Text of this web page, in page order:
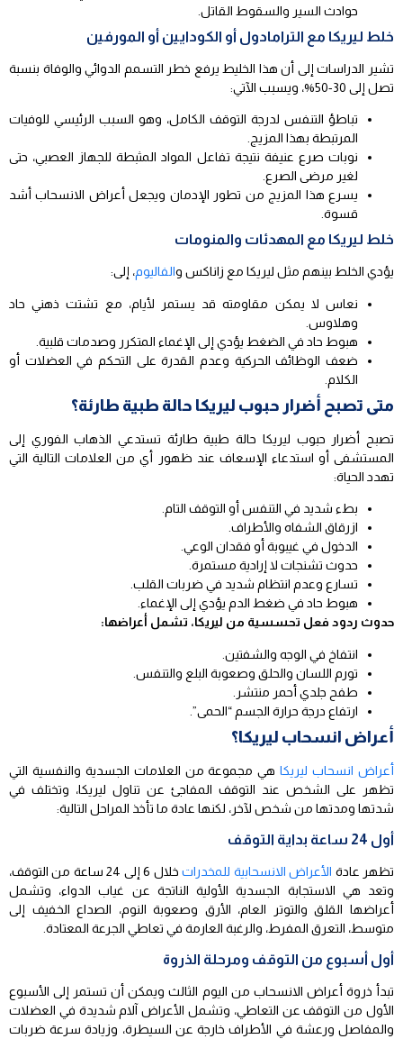
حوادث السير والسقوط القاتل.
خلط ليريكا مع الترامادول أو الكودايين أو المورفين
تشير الدراسات إلى أن هذا الخليط يرفع خطر التسمم الدوائي والوفاة بنسبة
تصل إلى 30-50%، ويسبب الآتي:
تباطؤ التنفس لدرجة التوقف الكامل، وهو السبب الرئيسي للوفيات
المرتبطة بهذا المزيج.
نوبات صرع عنيفة نتيجة تفاعل المواد المثبطة للجهاز العصبي، حتى
لغير مرضى الصرع.
يسرع هذا المزيج من تطور الإدمان ويجعل أعراض الانسحاب أشد
قسوة.
خلط ليريكا مع المهدئات والمنومات
يؤدي الخلط بينهم مثل ليريكا مع زاناكس والفاليوم، إلى:
نعاس لا يمكن مقاومته قد يستمر لأيام، مع تشتت ذهني حاد
وهلاوس.
هبوط حاد في الضغط يؤدي إلى الإغماء المتكرر وصدمات قلبية.
ضعف الوظائف الحركية وعدم القدرة على التحكم في العضلات أو
الكلام.
متى تصبح أضرار حبوب ليريكا حالة طبية طارئة؟
تصبح أضرار حبوب ليريكا حالة طبية طارئة تستدعي الذهاب الفوري إلى
المستشفى أو استدعاء الإسعاف عند ظهور أي من العلامات التالية التي
تهدد الحياة:
بطء شديد في التنفس أو التوقف التام.
ازرقاق الشفاه والأطراف.
الدخول في غيبوبة أو فقدان الوعي.
حدوث تشنجات لا إرادية مستمرة.
تسارع وعدم انتظام شديد في ضربات القلب.
هبوط حاد في ضغط الدم يؤدي إلى الإغماء.
حدوث ردود فعل تحسسية من ليريكا، تشمل أعراضها:
انتفاخ في الوجه والشفتين.
تورم اللسان والحلق وصعوبة البلع والتنفس.
طفح جلدي أحمر منتشر.
ارتفاع درجة حرارة الجسم “الحمى”.
أعراض انسحاب ليريكا؟
أعراض انسحاب ليريكاهي مجموعة من العلامات الجسدية والنفسية التي
تظهر على الشخص عند التوقف المفاجئ عن تناول ليريكا، وتختلف في
شدتها ومدتها من شخص لآخر، لكنها عادة ما تأخذ المراحل التالية:
أول 24 ساعة بداية التوقف
تظهر عادة الأعراض الانسحابية للمخدرات
خلال 6 إلى 24 ساعة من التوقف،
وتعد هي الاستجابة الجسدية الأولية الناتجة عن غياب الدواء، وتشمل
أعراضها القلق والتوتر العام، الأرق وصعوبة النوم، الصداع الخفيف إلى
متوسط، التعرق المفرط، والرغبة العارمة في تعاطي الجرعة المعتادة.
أول أسبوع من التوقف ومرحلة الذروة
تبدأ ذروة أعراض الانسحاب من اليوم الثالث ويمكن أن تستمر إلى الأسبوع
الأول من التوقف عن التعاطي، وتشمل الأعراض آلام شديدة في العضلات
والمفاصل ورعشة في الأطراف خارجة عن السيطرة، وزيادة سرعة ضربات